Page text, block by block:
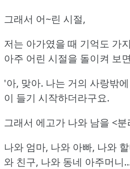
그래서 어~린 시절,
저는 아가였을 때 기억도 가
아주 어린 시절을 돌이켜 보면
'아, 맞아. 나는 거의 사랑밖
이 들기 시작하더라구요.
그래서 에고가 나와 남을 <분
나와 엄마, 나와 아빠, 나와
와 친구, 나와 동네 아주머니